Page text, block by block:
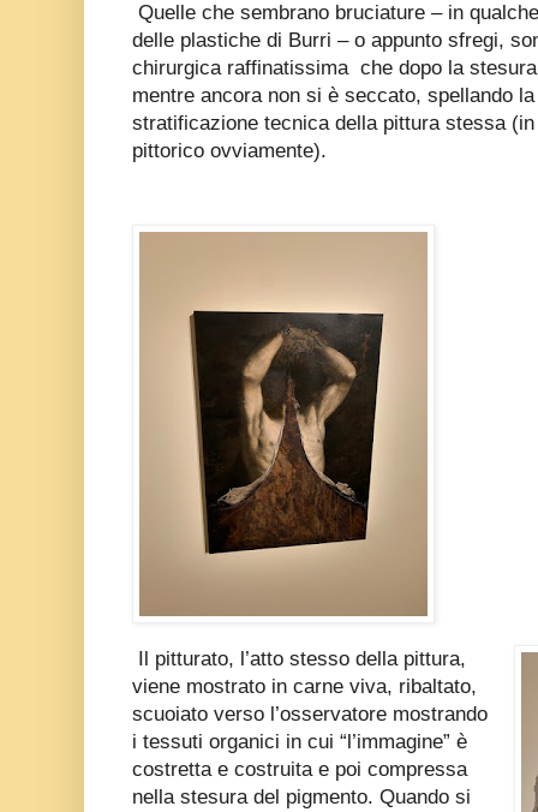
Quelle che sembrano bruciature – in
delle plastiche di Burri – o appunto sfregi,
chirurgica raffinatissima che dopo la
mentre ancora non si è seccato, spellando
stratificazione tecnica della pittura stessa (in
pittorico ovviamente).
Il pitturato, l’atto stesso della pittura,
viene mostrato in carne viva, ribaltato,
scuoiato verso l’osservatore mostrando
i tessuti organici in cui “l’immagine” è
costretta e costruita e poi compressa
nella stesura del pigmento. Quando si